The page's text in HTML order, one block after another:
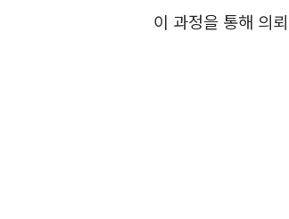
이 과정을 통해 의